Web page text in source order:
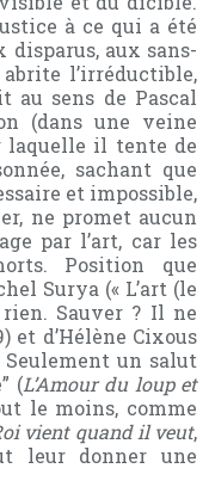
à ce qui a été
disparus, aux sans-
l’irréductible,
au sens de Pascal
(dans une veine
laquelle il tente de
sachant que
et impossible,
ne promet aucun
par l’art, car les
Position que
Surya (« L’art (le
Sauver ? Il ne
et d’Hélène Cixous
Seulement un salut
(L’Amour du loup et
le moins, comme
vient quand il veut,
leur donner une